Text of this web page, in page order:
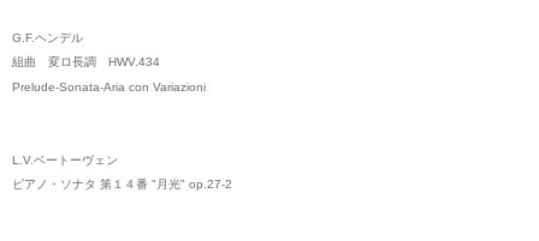
G.F.ヘンデル
組曲 変ロ長調 HWV.434
Prelude-Sonata-Aria con Variazioni
L.V.ベートーヴェン
ピアノ・ソナタ 第１４番 "月光" op.27-2